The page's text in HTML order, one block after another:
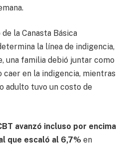
la Canasta Básica
la línea de indigencia,
una familia debió juntar como
caer en la indigencia, mientras
adulto tuvo un costo de
avanzó incluso por encima
que escaló al 6,7% en